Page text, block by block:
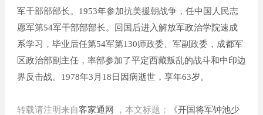
军干部部部长。 1953年参加抗美援朝战争，任中国人民志
愿军第54军干部部部长。回国后进入解放军政治学院速成
系学习，毕业后任第54军第130师政委、军副政委，成都军
区政治部副主任，率部参加了平定西藏叛乱的战斗和中印边
界反击战。 1978年3 月 18 日 因病逝世，享年63岁。
转载请注明来自客家通网 ，本文标题：
《开国将军钟池少